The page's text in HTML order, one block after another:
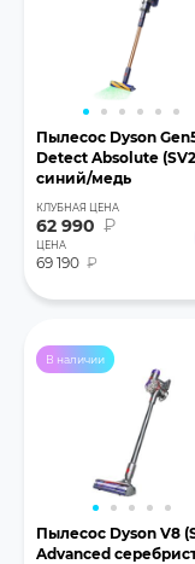
Пылесос Dyson
Detect Absolute
синий/медь
КЛУБНАЯ ЦЕНА
62 990 ₽
ЦЕНА
69 190 ₽
В наличии
Пылесос Dyson V8
Advanced